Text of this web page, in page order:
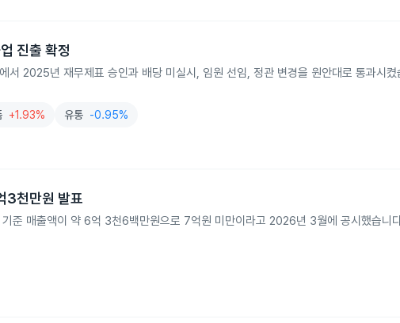
진출 확정
서 2025년 재무제표 승인과 배당 미실시, 임원 선임, 정관 변경을 원안대로 통과시
+1.93% 유통 -0.95%
3천만원 발표
준 매출액이 약 6억 3천6백만원으로 7억원 미만이라고 2026년 3월에 공시했습니